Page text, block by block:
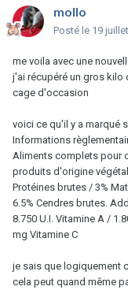
mollo
Posté le 19
me voila avec une
j'ai récupéré un gros kilo
cage d'occasion
voici ce qu'il y a marqué
Informations
Aliments complets pour
produits d'origine
Protéines brutes / 3%
6.5% Cendres brutes.
8.750 U.I. Vitamine A /
mg Vitamine C
je sais que logiquement
cela peut quand même